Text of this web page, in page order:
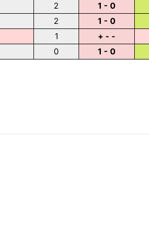
2 1 - 0
2 1 - 0
1 + - -
0 1 - 0